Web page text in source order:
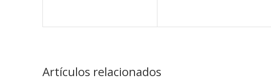
Artículos relacionados